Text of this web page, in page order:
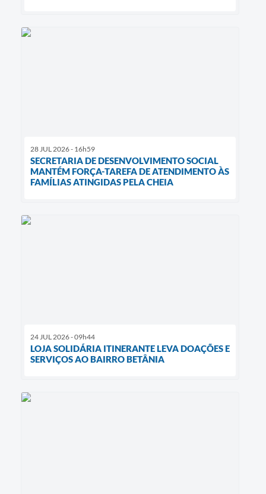
28 JUL 2026 - 16h59
SECRETARIA DE DESENVOLVIMENTO SOCIAL
MANTÉM FORÇA-TAREFA DE ATENDIMENTO ÀS
FAMÍLIAS ATINGIDAS PELA CHEIA
24 JUL 2026 - 09h44
LOJA SOLIDÁRIA ITINERANTE LEVA DOAÇÕES E
SERVIÇOS AO BAIRRO BETÂNIA